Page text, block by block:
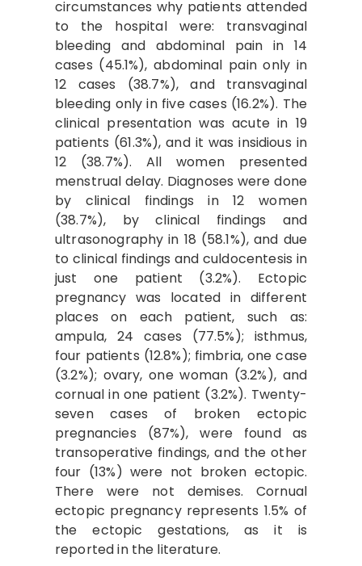
circumstances why patients attended
to the hospital were: transvaginal
bleeding and abdominal pain in 14
cases (45.1%), abdominal pain only in
12 cases (38.7%), and transvaginal
bleeding only in five cases (16.2%). The
clinical presentation was acute in 19
patients (61.3%), and it was insidious in
12 (38.7%). All women presented
menstrual delay. Diagnoses were done
by clinical findings in 12 women
(38.7%), by clinical findings and
ultrasonography in 18 (58.1%), and due
to clinical findings and culdocentesis in
just one patient (3.2%). Ectopic
pregnancy was located in different
places on each patient, such as:
ampula, 24 cases (77.5%); isthmus,
four patients (12.8%); fimbria, one case
(3.2%); ovary, one woman (3.2%), and
cornual in one patient (3.2%). Twenty-
seven cases of broken ectopic
pregnancies (87%), were found as
transoperative findings, and the other
four (13%) were not broken ectopic.
There were not demises. Cornual
ectopic pregnancy represents 1.5% of
the ectopic gestations, as it is
reported in the literature.